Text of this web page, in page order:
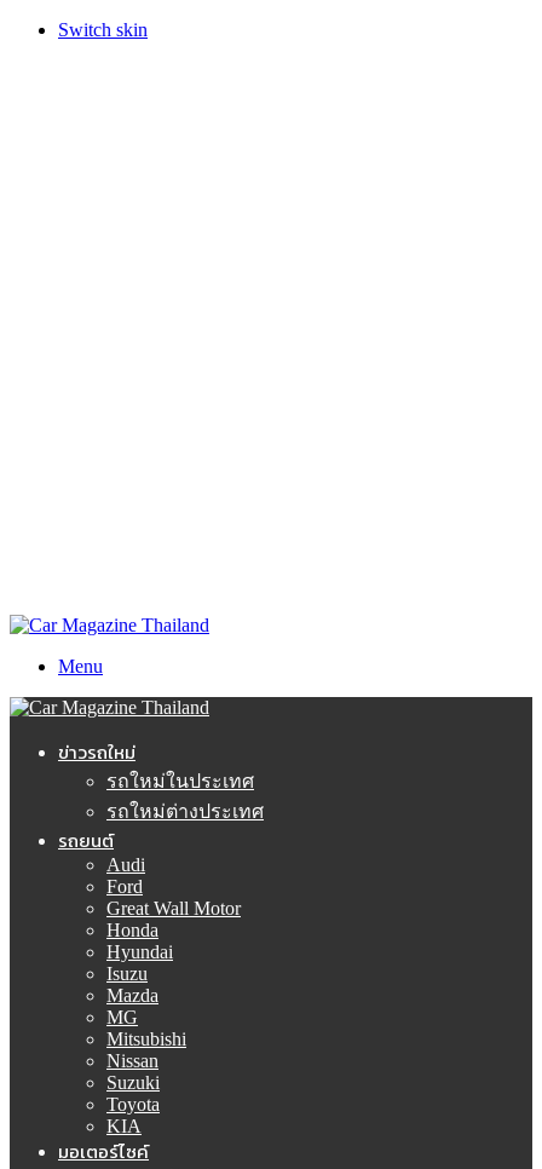
Switch skin
Menu
ข่าวรถใหม่
รถใหม่ในประเทศ
รถใหม่ต่างประเทศ
รถยนต์
Audi
Ford
Great Wall Motor
Honda
Hyundai
Isuzu
Mazda
MG
Mitsubishi
Nissan
Suzuki
Toyota
KIA
มอเตอร์ไซค์